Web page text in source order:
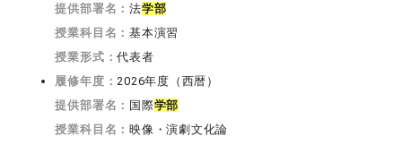
提供部署名：法学部
授業科目名：基本演習
授業形式：代表者
履修年度： 2026年度（西暦）
提供部署名： 国際学部
授業科目名：映像・演劇文化論